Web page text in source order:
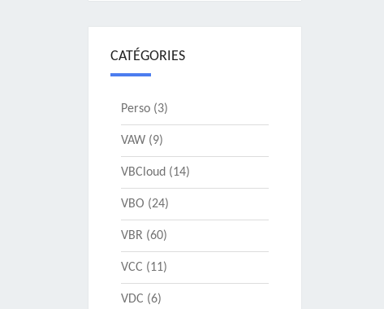
CATÉGORIES
Perso(3)
VAW(9)
VBCloud (14)
VBO (24)
VBR(60)
VCC (11)
VDC (6)